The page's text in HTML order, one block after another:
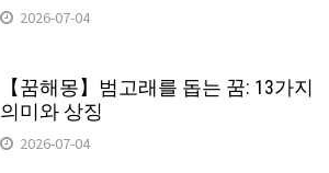
2026-07-04
【꿈해몽】범고래를 돕는 꿈: 13가지
의미와 상징
2026-07-04